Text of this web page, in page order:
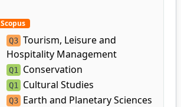
Scopus
Q3 Tourism, Leisure and
Hospitality Management
Q1 Conservation
Q1 Cultural Studies
Q3 Earth and Planetary Sciences